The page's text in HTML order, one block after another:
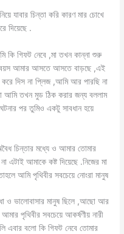
যাবার চিন্তা করি কারণ মার চোখে
দিয়েছে .
কি গিফট নেবে ,মা তখন কান্না শুরু
আমার আসতে আসতে বাড়ছে ,এই
দিস না প্লিজ ,আমি আর পারছি না
আমি তখন মুড ঠিক করার জন্য বললাম
পর তুমিও একটু সাবধান হয়ে
চিন্তার মধ্যে ও আমার তোমার
এটাই আমাকে কষ্ট দিয়েছে .নিজের মা
আমি পৃথিবীর সবচেয়ে নোংরা মানুষ
ও ভালোবাসার মানুষ ছিলে ,আছো আর
পৃথিবীর সবচেয়ে আকর্ষণীয় নারী
এবার বলো কি গিফট নেবে তোমার